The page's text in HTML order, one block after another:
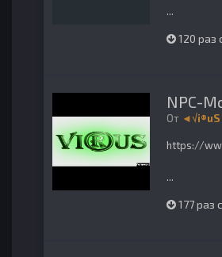
...
120 раз
NPC-
От
https://
...
177 раз